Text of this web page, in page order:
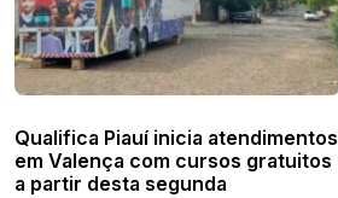
Qualifica Piauí inicia atendimentos
em Valença com cursos gratuitos
a partir desta segunda